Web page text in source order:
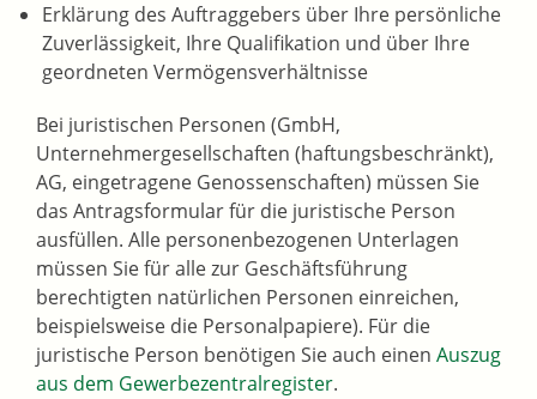
Erklärung des Auftraggebers über Ihre persönliche
Zuverlässigkeit, Ihre Qualifikation und über Ihre
geordneten Vermögensverhältnisse
Bei juristischen Personen (GmbH,
Unternehmergesellschaften (haftungsbeschränkt),
AG, eingetragene Genossenschaften) müssen Sie
das Antragsformular für die juristische Person
ausfüllen. Alle personenbezogenen Unterlagen
müssen Sie für alle zur Geschäftsführung
berechtigten natürlichen Personen einreichen,
beispielsweise die Personalpapiere). Für die
juristische Person benötigen Sie auch einen Auszug
aus dem Gewerbezentralregister.